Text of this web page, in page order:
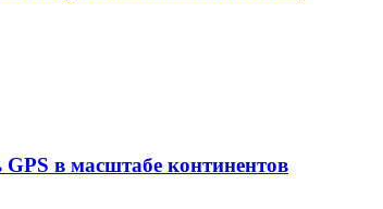
в масштабе континентов